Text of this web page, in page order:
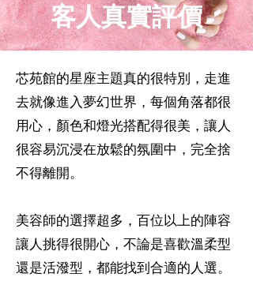
客人真實評價
芯苑館的星座主題真的很特別，走進
去就像進入夢幻世界，每個角落都很
用心，顏色和燈光搭配得很美，讓人
很容易沉浸在放鬆的氛圍中，完全捨
不得離開。
美容師的選擇超多，百位以上的陣容
讓人挑得很開心，不論是喜歡溫柔型
還是活潑型，都能找到合適的人選。